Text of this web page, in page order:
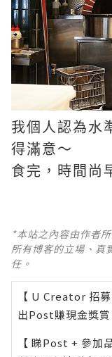
我個人認為水
得滿意～
食完，時間尚
*本站之內容由作者
所有博客的立場、真
任。
【 U Creator 招募
出Post賺現金獎
【 睇Post + 參加